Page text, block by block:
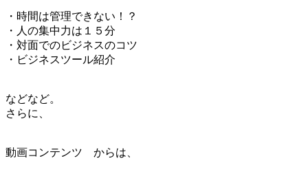
・時間は管理できない！？
・人の集中力は１５分
・対面でのビジネスのコツ
・ビジネスツール紹介
などなど。
さらに、
動画コンテンツ からは、